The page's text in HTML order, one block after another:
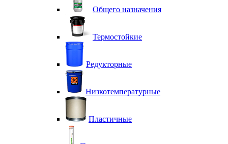
Общего назначения
Термостойкие
Редукторные
Низкотемпературные
Пластичные